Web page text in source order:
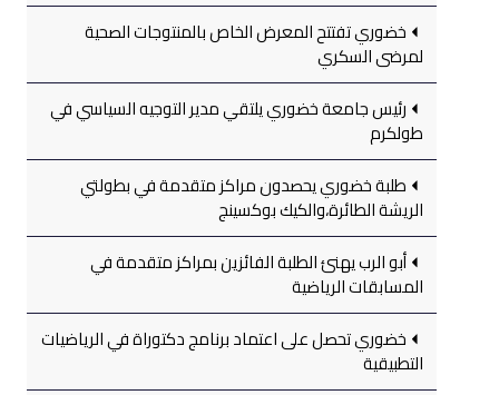
خضوري تفتتح المعرض الخاص بالمنتوجات الصحية
لمرضى السكري
رئيس جامعة خضوري يلتقي مدير التوجيه السياسي في
طولكرم
طلبة خضوري يحصدون مراكز متقدمة في بطولتي
الريشة الطائرة،والكيك بوكسينج
أبو الرب يهنئ الطلبة الفائزين بمراكز متقدمة في
المسابقات الرياضية
خضوري تحصل على اعتماد برنامج دكتوراة في الرياضيات
التطبيقية